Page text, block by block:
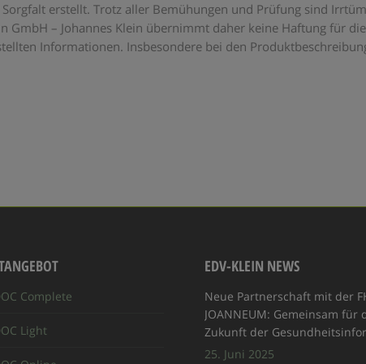
erstellt. Trotz aller Bemühungen und Prüfung sind
GmbH – Johannes Klein übernimmt daher keine Haftung für die
Informationen. Insbesondere bei den
Complete
Light
EDV-KLEIN NEWS
Neue Partnerschaft mit der
JOANNEUM: Gemeinsam für
Zukunft der
25. Juni 2025